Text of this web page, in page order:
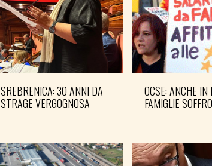
SREBRENICA: 30 ANNI DA
STRAGE VERGOGNOSA
OCSE: ANCHE IN
FAMIGLIE